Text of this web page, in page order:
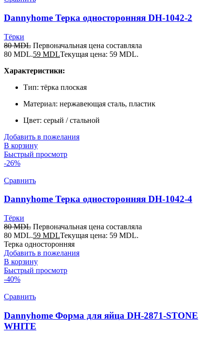
Dannyhome Терка односторонняя DH-1042-2
Тёрки
80MDL Первоначальная цена составляла
80 MDL.59 MDLТекущая цена: 59 MDL.
Характеристики:
Тип: тёрка плоская
Материал: нержавеющая сталь, пластик
Цвет: серый / стальной
Добавить в пожелания
В корзину
Быстрый просмотр
-26%
Сравнить
Dannyhome Терка односторонняя DH-1042-4
Тёрки
80MDL Первоначальная цена составляла
80 MDL.59 MDLТекущая цена: 59 MDL.
Терка односторонняя
Добавить в пожелания
В корзину
Быстрый просмотр
-40%
Сравнить
Dannyhome Форма для яйца DH-2871-STONE
WHITE